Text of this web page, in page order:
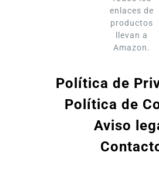
enlaces de
productos
llevan a
Amazon.
Política de
Política de
Aviso